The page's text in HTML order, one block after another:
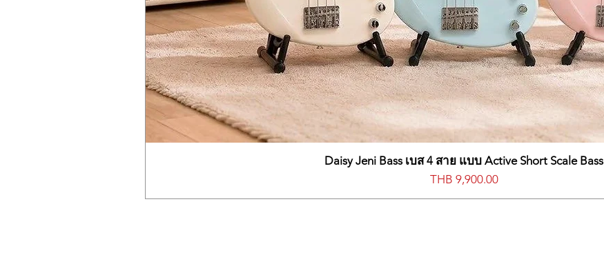
Daisy Jeni Bass เบส 4 สาย แบบ Active Short Scale Bass
Price
THB 9,900.00